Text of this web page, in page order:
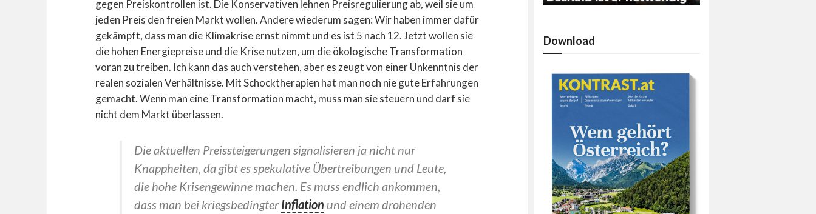
gegen Preiskontrollen ist. Die Konservativen lehnen Preisregulierung ab, weil sie um
jeden Preis den freien Markt wollen. Andere wiederum sagen: Wir haben immer dafür
gekämpft, dass man die Klimakrise ernst nimmt und es ist 5 nach 12. Jetzt wollen sie
die hohen Energiepreise und die Krise nutzen, um die ökologische Transformation
voran zu treiben. Ich kann das auch verstehen, aber es zeugt von einer Unkenntnis der
realen sozialen Verhältnisse. Mit Schocktherapien hat man noch nie gute Erfahrungen
gemacht. Wenn man eine Transformation macht, muss man sie steuern und darf sie
nicht dem Markt überlassen.
Die aktuellen Preissteigerungen signalisieren ja nicht nur
Knappheiten, da gibt es spekulative Übertreibungen und Leute,
die hohe Krisengewinne machen. Es muss endlich ankommen,
dass man bei kriegsbedingter Inflation und einem drohenden
Download